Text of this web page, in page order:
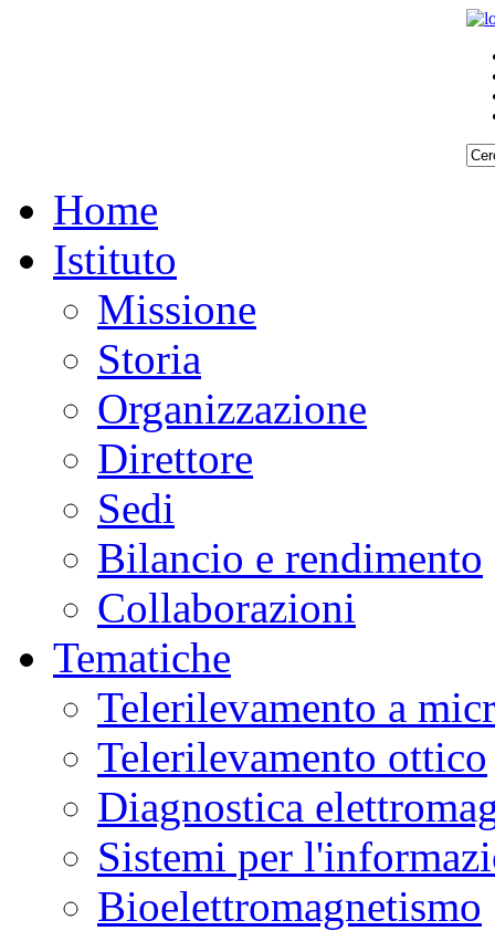
Home
Istituto
Missione
Storia
Organizzazione
Direttore
Sedi
Bilancio e rendimento
Collaborazioni
Tematiche
Telerilevamento a
Telerilevamento ottico
Diagnostica
Sistemi per
Bioelettromagnetismo